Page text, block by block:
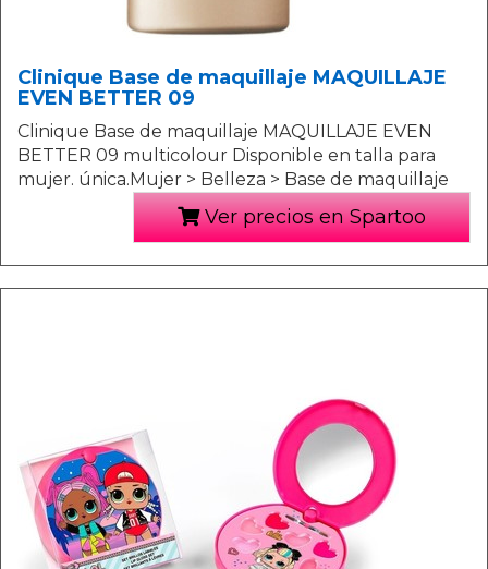
Clinique Base de maquillaje MAQUILLAJE
EVEN BETTER 09
Clinique Base de maquillaje MAQUILLAJE EVEN
BETTER 09 multicolour Disponible en talla para
mujer. única.Mujer > Belleza > Base de maquillaje
Ver precios en Spartoo